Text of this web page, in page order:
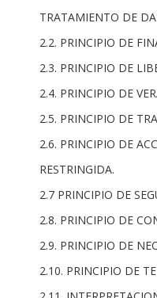
TRATAMIENTO DE
2.2. PRINCIPIO DE
2.3. PRINCIPIO DE
2.4. PRINCIPIO DE
2.5. PRINCIPIO DE
2.6. PRINCIPIO DE
RESTRINGIDA.
2.7 PRINCIPIO DE
2.8. PRINCIPIO DE
2.9. PRINCIPIO DE
2.10. PRINCIPIO DE